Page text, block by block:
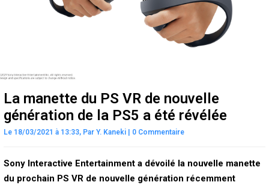
La manette du PS VR de nouvelle
génération de la PS5 a été révélée
Le 18/03/2021 à 13:33, Par Y. Kaneki 0 Commentaire
Sony Interactive Entertainment a dévoilé la nouvelle manette
du prochain PS VR de nouvelle génération récemment